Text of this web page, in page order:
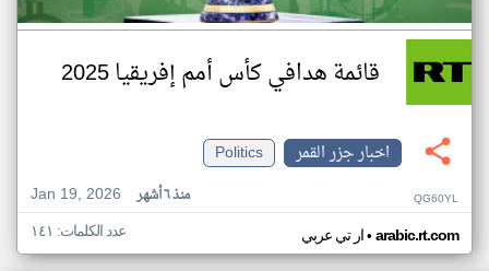
قائمة هدافي كأس أمم إفريقيا 2025
اخبار جزر القمر
Politics
Jan 19, 2026
منذ ٦ أشهر QG60YL
ار تي عربي• arabic.rt.com عدد الكلمات: ١٤١